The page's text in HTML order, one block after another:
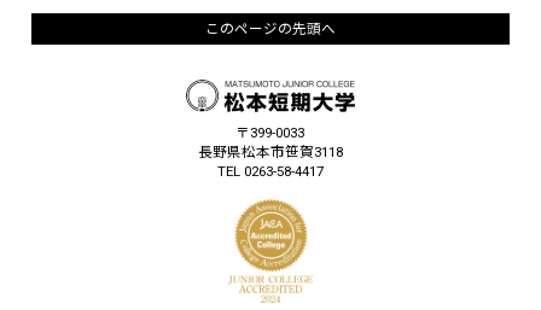
このページの先頭へ
〒399-0033
長野県松本市笹賀3118
TEL 0263-58-4417